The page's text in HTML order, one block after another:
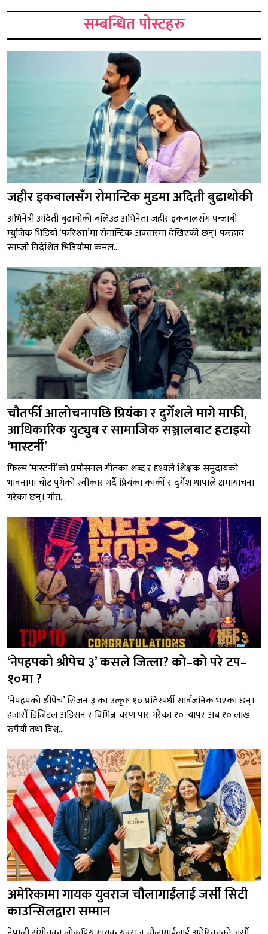
सम्बन्धित पोस्टहरु
जहीर इकबालसँग रोमान्टिक मुडमा अदिती बुढाथोकी
अभिनेत्री अदिती बुढाथोकी बलिउड अभिनेता जहीर इकबालसँग पन्जाबी
म्युजिक भिडियो ‘फरिश्ता’मा रोमान्टिक अवतारमा देखिएकी छन्। फरहाद
साम्जी निर्देशित भिडियोमा कमल...
चौतर्फी आलोचनापछि प्रियंका र दुर्गेशले मागे माफी,
आधिकारिक युट्युब र सामाजिक सञ्जालबाट हटाइयो
‘मास्टर्नी’
फिल्म ‘मास्टर्नी’को प्रमोसनल गीतका शब्द र दृश्यले शिक्षक समुदायको
भावनामा चोट पुगेको स्वीकार गर्दै प्रियंका कार्की र दुर्गेश थापाले क्षमायाचना
गरेका छन्। गीत...
‘नेपहपको श्रीपेच ३’ कसले जित्ला? को–को परे टप–
१०मा ?
‘नेपहपको श्रीपेच’ सिजन ३ का उत्कृष्ट १० प्रतिस्पर्धी सार्वजनिक भएका छन्।
हजारौँ डिजिटल अडिसन र विभिन्न चरण पार गरेका १० र्‍यापर अब १० लाख
रुपैयाँ तथा विश्व...
अमेरिकामा गायक युवराज चौलागाईंलाई जर्सी सिटी
काउन्सिलद्वारा सम्मान